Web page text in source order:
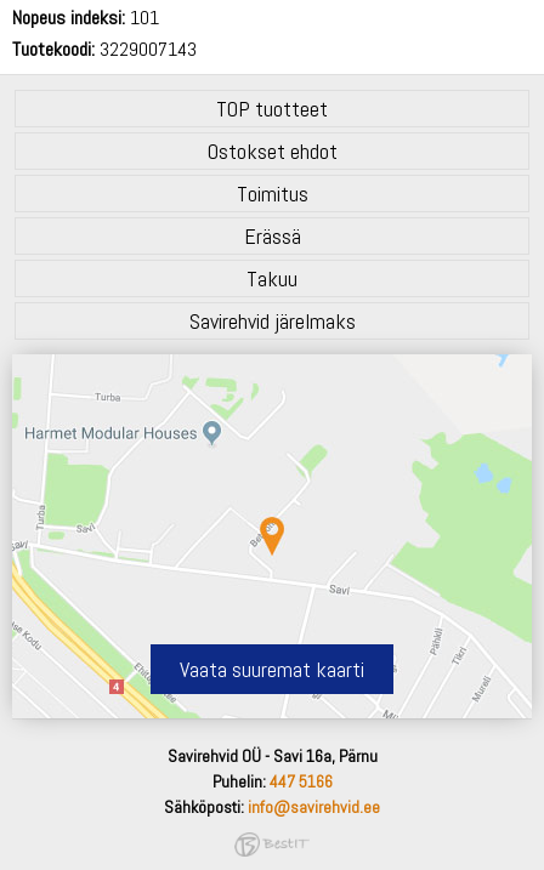
Nopeus indeksi: 101
Tuotekoodi: 3229007143
TOP tuotteet
Ostokset ehdot
Toimitus
Erässä
Takuu
Savirehvid järelmaks
Vaata suuremat kaarti
Savirehvid OÜ - Savi 16a, Pärnu
Puhelin:447 5166
Sähköposti: info@savirehvid.ee